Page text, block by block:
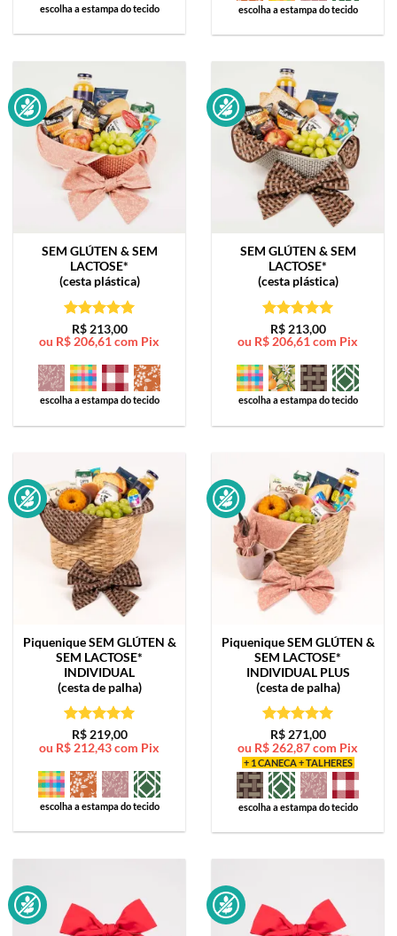
escolha a estampa do tecido escolha a estampa do tecido
SEM GLÚTEN & SEM
LACTOSE*
(cesta plástica)
Avaliação5
de 5
R$213,00
ou R$ 206,61 com Pix
escolha a estampa do tecido
SEM GLÚTEN & SEM
LACTOSE*
(cesta plástica)
Avaliação5
de 5
R$213,00
ou R$ 206,61 com Pix
escolha a estampa do tecido
Piquenique SEM GLÚTEN &
SEM LACTOSE*
INDIVIDUAL
(cesta de palha)
Avaliação5
de 5
R$219,00
ou R$ 212,43com Pix
escolha a estampa do tecido
Piquenique SEM GLÚTEN &
SEM LACTOSE*
INDIVIDUAL PLUS
(cesta de palha)
Avaliação5
de 5
R$271,00
ou R$ 262,87com Pix
+ 1 CANECA + TALHERES
escolha a estampa do tecido